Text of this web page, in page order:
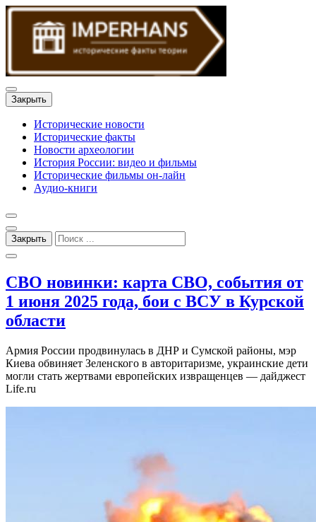
Закрыть
Исторические новости
Исторические факты
Новости археологии
История России: видео и фильмы
Исторические фильмы он-лайн
Аудио-книги
Закрыть
СВО новинки: карта СВО, события от
1 июня 2025 года, бои с ВСУ в Курской
области
Армия России продвинулась в ДНР и Сумской районы, мэр
Киева обвиняет Зеленского в авторитаризме, украинские дети
могли стать жертвами европейских извращенцев — дайджест
Life.ru